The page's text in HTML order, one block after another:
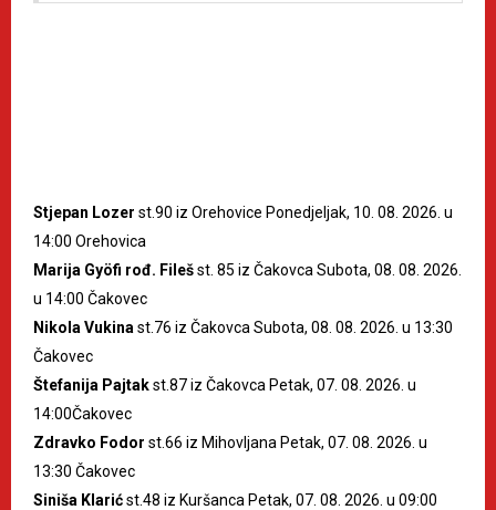
Stjepan Lozer st.90 iz Orehovice Ponedjeljak, 10. 08. 2026. u
14:00 Orehovica
Marija Gyöfi rođ. Filešst. 85 iz Čakovca Subota, 08. 08. 2026.
u 14:00 Čakovec
Nikola Vukina st.76 iz Čakovca Subota, 08. 08. 2026. u 13:30
Čakovec
Štefanija Pajtakst.87 iz Čakovca Petak, 07. 08. 2026. u
14:00Čakovec
Zdravko Fodor st.66 iz Mihovljana Petak, 07. 08. 2026. u
13:30 Čakovec
Siniša Klarićst.48 iz Kuršanca Petak, 07. 08. 2026. u 09:00